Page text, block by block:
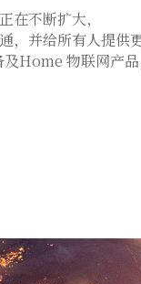
不断扩大，
并给所有人提供更
Home 物联网产